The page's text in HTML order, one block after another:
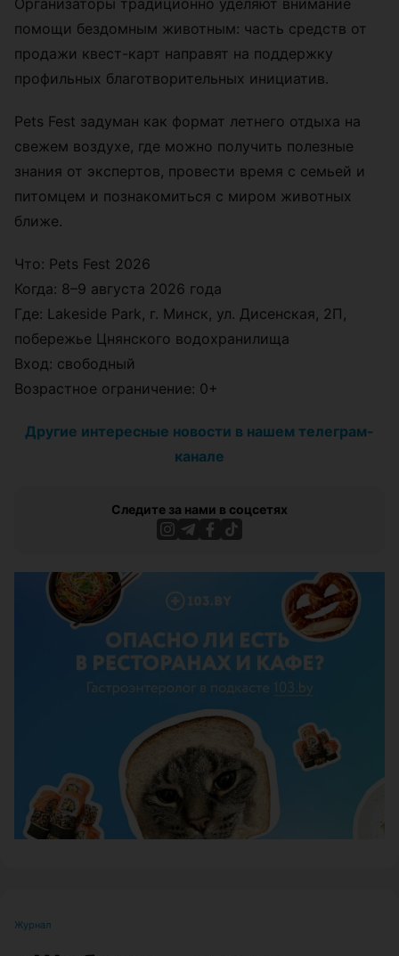
Организаторы традиционно уделяют внимание
помощи бездомным животным: часть средств от
продажи квест-карт направят на поддержку
профильных благотворительных инициатив.
Pets Fest задуман как формат летнего отдыха на
свежем воздухе, где можно получить полезные
знания от экспертов, провести время с семьей и
питомцем и познакомиться с миром животных
ближе.
Что: Pets Fest 2026
Когда: 8–9 августа 2026 года
Где: Lakeside Park, г. Минск, ул. Дисенская, 2П,
побережье Цнянского водохранилища
Вход: свободный
Возрастное ограничение: 0+
Другие интересные новости в нашем телеграм-
канале
Следите за нами в соцсетях
Журнал